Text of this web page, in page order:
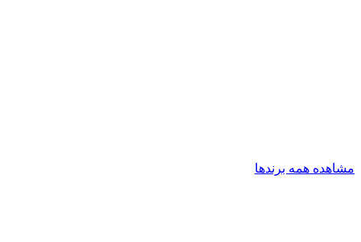
مشاهده همه برندها